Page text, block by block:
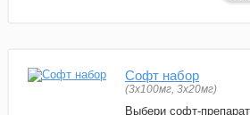
Софт набор
(3x100мг, 3x20мг)
Выбери софт-